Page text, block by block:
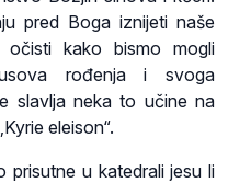
pred Boga iznijeti naše
kako bismo mogli
rođenja i svoga
slavlja neka to učine na
eleison“.
prisutne u katedrali jesu li